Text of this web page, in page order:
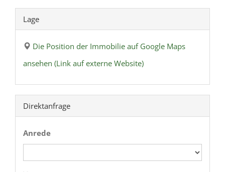
Lage
Die Position der Immobilie auf Google Maps
ansehen (Link auf externe Website)
Direktanfrage
Anrede